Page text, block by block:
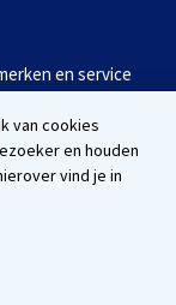
en service
van cookies
en houden
vind je in